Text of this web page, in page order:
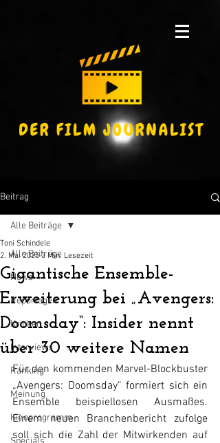
Beitrag
Alle Beiträge
News
Reportagen
Kritiken
Interviews
Ranking
Meinung
Kinoprogramm
Alle Beiträge
Gigantische Ensemble-
Erweiterung bei „Avengers:
Doomsday“: Insider nennt
über 30 weitere Namen
Toni Schindele
2. Mai 2025 3 Min. Lesezeit
Für den kommenden Marvel-Blockbuster
„Avengers: Doomsday“ formiert sich ein
Ensemble beispiellosen Ausmaßes.
Einem neuen Branchenbericht zufolge
soll sich die Zahl der Mitwirkenden auf